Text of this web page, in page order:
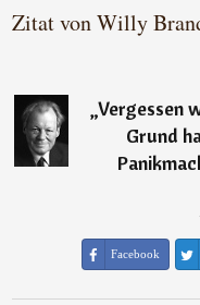
Zitat von Willy
„Vergessen
Grund
Facebook